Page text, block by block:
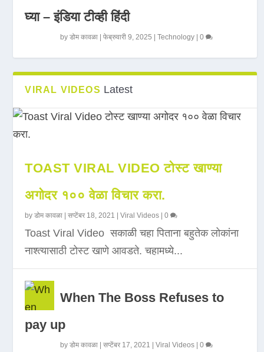
घ्या – इंडिया टीव्ही हिंदी
byडोम कावळा |फेब्रुवारी 9, 2025 |Technology |0
VIRAL VIDEOS Latest
TOAST VIRAL VIDEO टोस्ट खाण्या
अगोदर १०० वेळा विचार करा.
byडोम कावळा |सप्टेंबर 18, 2021 |Viral Videos |0
Toast Viral Video सकाळी चहा पिताना बहुतेक लोकांना
नाश्त्यासाठी टोस्ट खाणे आवडते. चहामध्ये...
When The Boss Refuses to
pay up
byडोम कावळा |सप्टेंबर 17, 2021 |Viral Videos |0